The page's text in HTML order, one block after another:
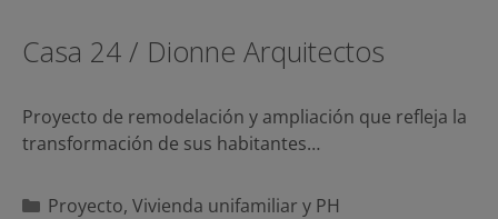
Casa 24 / Dionne Arquitectos
Proyecto de remodelación y ampliación que refleja la
transformación de sus habitantes…
Categorías
Proyecto, Vivienda unifamiliar y PH